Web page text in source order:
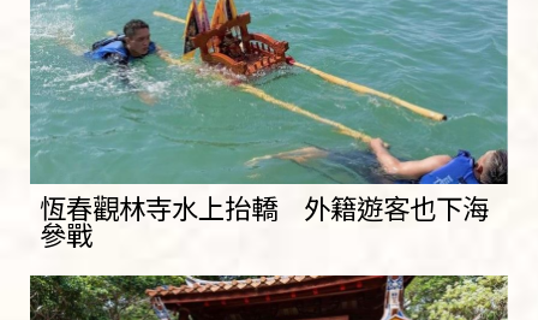
恆春觀林寺水上抬轎 外籍遊客也下海
參戰